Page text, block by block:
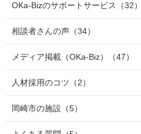
OKa-Bizのサポートサービス （32）
相談者さんの声 （34）
メディア掲載（OKa-Biz） （47）
人材採用のコツ （2）
岡崎市の施設 （5）